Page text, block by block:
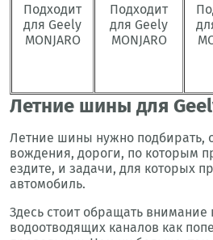
Подходит
для Geely
MONJARO
Подходит
для Geely
MONJARO
Летние шины для
Летние шины нужно подбирать,
вождения, дороги, по которым
ездите, и задачи, для которых
автомобиль.
Здесь стоит обращать внимание
водоотводящих каналов как